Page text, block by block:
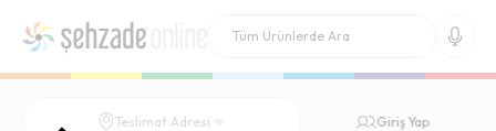
Teslimat Adresi Giriş Yap